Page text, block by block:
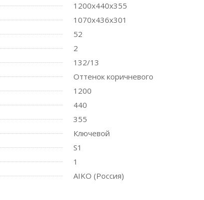
1200x440x355
1070x436x301
52
2
132/13
Оттенок коричневого
1200
440
355
Ключевой
S1
1
AIKO (Россия)